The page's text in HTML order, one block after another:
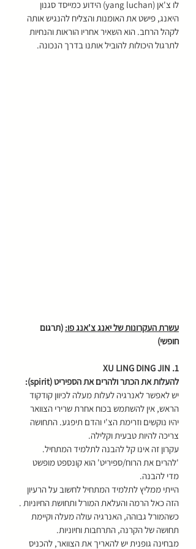
לו צ'אן (yang luchan) הידוע כמייסד סגנון
היאנג, פישט את האומנות והצליח להנגיש אותה
לקהל הרחב. הוא השאיר אחריו הוראות והנחיות
לתרגול היכולות להוביל אותנו בדרך הנכונה.
עשרת העקרונות של יאנג צ'אנג פו: (תרגום
חופשי)
1. XU LING DING JIN
להעלות את הכתר ולהרים את הספיריט (spirit):
יש לאפשר לאנרגיה לעלות מעלה לכיוון קודקוד
הראש, אין להשתמש בכוח אחרת שרירי הצוואר
יהיו נוקשים וזרימת הצ'י והדם תיפגע. התחושה
צריכה להיות טבעית וקלילה.
עקרון זה אינו קל להבנה לתלמיד המתחיל.
'להרים את הרוח/ספיריט' הוא קונספט מופשט
מדי להבנה.
הייתי ממליץ לתלמיד המתחיל לחשוב על הרעיון
הזה כאל הרמה והעלאת המורל ותחושת החיוניות .
כשהמורל גבוהה, האנרגיה עולה מעלה וקיימת
תחושה של הקרנה, התרחבות וחיוניות.
מבחינה גופנית יש להאריך את הצוואר, להכניס